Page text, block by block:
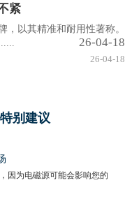
紧
，以其精准和耐用性著称。
26-04-18
26-04-18
别建议
因为电磁源可能会影响您的